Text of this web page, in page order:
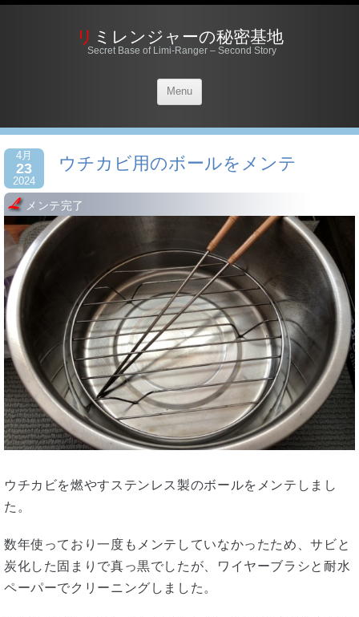
リミレンジャーの秘密基地
Secret Base of Limi-Ranger – Second Story
Menu
4月
23
2024
ウチカビ用のボールをメンテ
メンテ完了
ウチカビを燃やすステンレス製のボールをメンテしまし
た。
数年使っており一度もメンテしていなかったため、サビと
炭化した固まりで真っ黒でしたが、ワイヤーブラシと耐水
ペーパーでクリーニングしました。